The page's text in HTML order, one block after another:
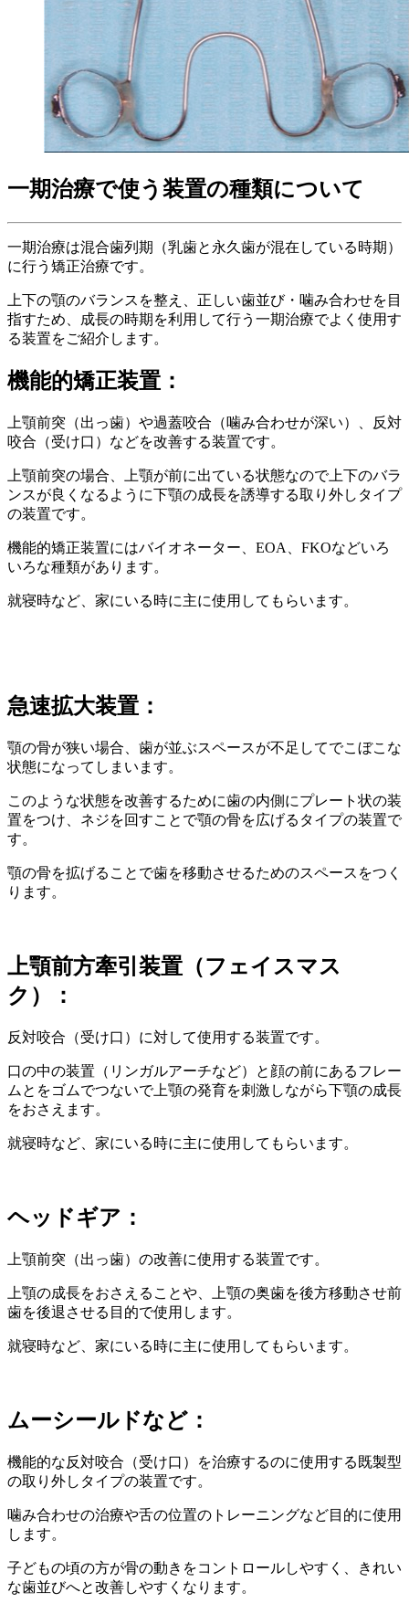
一期治療で使う装置の種類について
一期治療は混合歯列期（乳歯と永久歯が混在している時期）
に行う矯正治療です。
上下の顎のバランスを整え、正しい歯並び・噛み合わせを目
指すため、成長の時期を利用して行う一期治療でよく使用す
る装置をご紹介します。
機能的矯正装置：
上顎前突（出っ歯）や過蓋咬合（噛み合わせが深い）、反対
咬合（受け口）などを改善する装置です。
上顎前突の場合、上顎が前に出ている状態なので上下のバラ
ンスが良くなるように下顎の成長を誘導する取り外しタイプ
の装置です。
機能的矯正装置にはバイオネーター、EOA、FKOなどいろ
いろな種類があります。
就寝時など、家にいる時に主に使用してもらいます。
急速拡大装置：
顎の骨が狭い場合、歯が並ぶスペースが不足してでこぼこな
状態になってしまいます。
このような状態を改善するために歯の内側にプレート状の装
置をつけ、ネジを回すことで顎の骨を広げるタイプの装置で
す。
顎の骨を拡げることで歯を移動させるためのスペースをつく
ります。
上顎前方牽引装置（フェイスマス
ク）：
反対咬合（受け口）に対して使用する装置です。
口の中の装置（リンガルアーチなど）と顔の前にあるフレー
ムとをゴムでつないで上顎の発育を刺激しながら下顎の成長
をおさえます。
就寝時など、家にいる時に主に使用してもらいます。
ヘッドギア：
上顎前突（出っ歯）の改善に使用する装置です。
上顎の成長をおさえることや、上顎の奥歯を後方移動させ前
歯を後退させる目的で使用します。
就寝時など、家にいる時に主に使用してもらいます。
ムーシールドなど：
機能的な反対咬合（受け口）を治療するのに使用する既製型
の取り外しタイプの装置です。
噛み合わせの治療や舌の位置のトレーニングなど目的に使用
します。
子どもの頃の方が骨の動きをコントロールしやすく、きれい
な歯並びへと改善しやすくなります。